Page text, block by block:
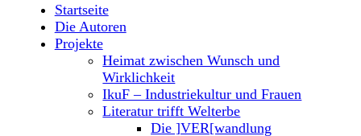
Startseite
Die Autoren
Projekte
Heimat zwischen Wunsch und
Wirklichkeit
IkuF – Industriekultur und Frauen
Literatur trifft Welterbe
Die ]VER[wandlung